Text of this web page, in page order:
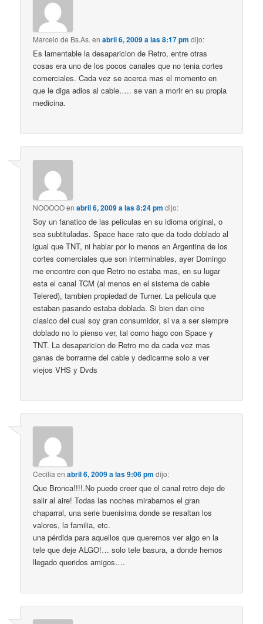
Marcelo de Bs.As. enabril 6, 2009 a las 8:17 pm dijo:
Es lamentable la desaparicion de Retro, entre otras
cosas era uno de los pocos canales que no tenia cortes
comerciales. Cada vez se acerca mas el momento en
que le diga adios al cable….. se van a morir en su propia
medicina.
NOOOOOenabril 6, 2009 a las 8:24 pm dijo:
Soy un fanatico de las peliculas en su idioma original, o
sea subtituladas. Space hace rato que da todo doblado al
igual que TNT, ni hablar por lo menos en Argentina de los
cortes comerciales que son interminables, ayer Domingo
me encontre con que Retro no estaba mas, en su lugar
esta el canal TCM (al menos en el sistema de cable
Telered), tambien propiedad de Turner. La pelicula que
estaban pasando estaba doblada. Si bien dan cine
clasico del cual soy gran consumidor, si va a ser siempre
doblado no lo pienso ver, tal como hago con Space y
TNT. La desaparicion de Retro me da cada vez mas
ganas de borrarme del cable y dedicarme solo a ver
viejos VHS y Dvds
Cecilia enabril 6, 2009 a las 9:06 pm dijo:
Que Bronca!!!!.No puedo creer que el canal retro deje de
salir al aire! Todas las noches mirabamos el gran
chaparral, una serie buenisima donde se resaltan los
valores, la familia, etc.
una pérdida para aquellos que queremos ver algo en la
tele que deje ALGO!… solo tele basura, a donde hemos
llegado queridos amigos….